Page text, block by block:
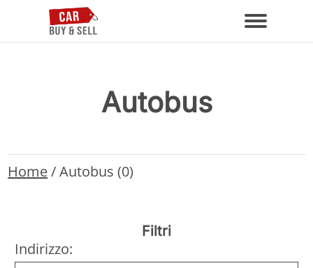
Autobus
Home/Autobus (0)
Filtri
Indirizzo: